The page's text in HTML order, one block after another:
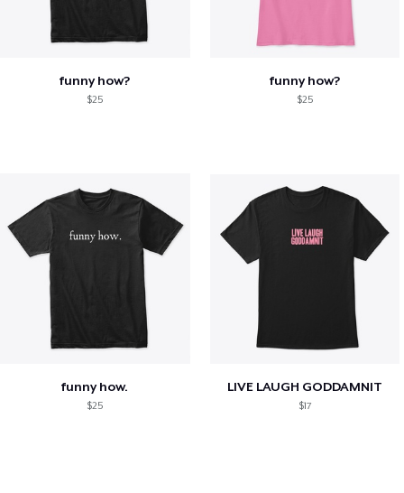
funny how?
$25
funny how?
$25
funny how.
$25
LIVE LAUGH GODDAMNIT
$17